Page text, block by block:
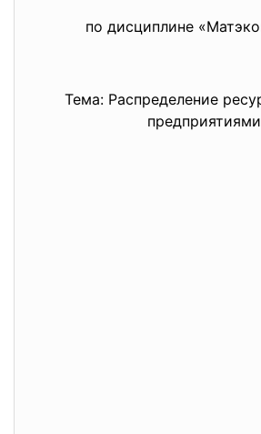
по дисциплине
Тема: Распределение
предприятиями